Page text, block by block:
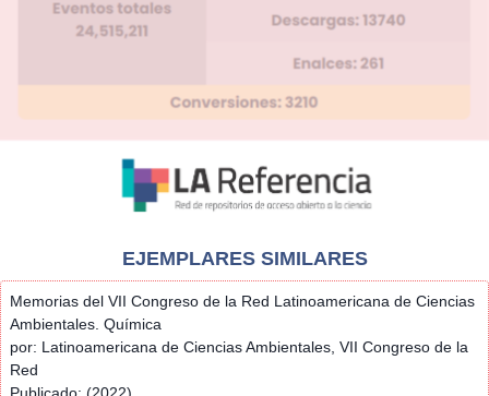
EJEMPLARES SIMILARES
Memorias del VII Congreso de la Red Latinoamericana de Ciencias
Ambientales. Química
por: Latinoamericana de Ciencias Ambientales, VII Congreso de la
Red